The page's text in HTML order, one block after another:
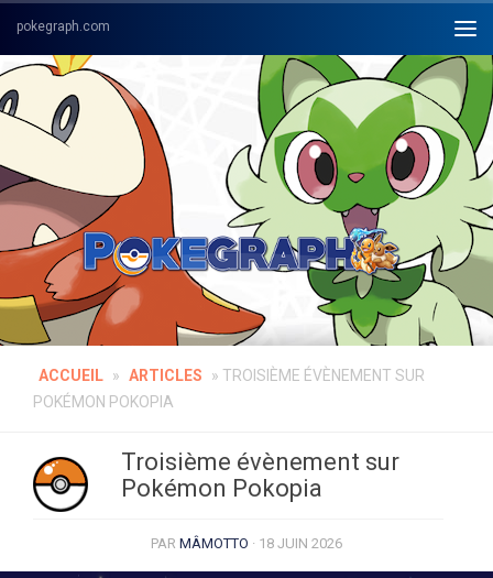
Skip to content
ACCUEIL » ARTICLES » TROISIÈME ÉVÈNEMENT SUR
POKÉMON POKOPIA
Troisième évènement sur
Pokémon Pokopia
PAR MÂMOTTO · 18 JUIN 2026